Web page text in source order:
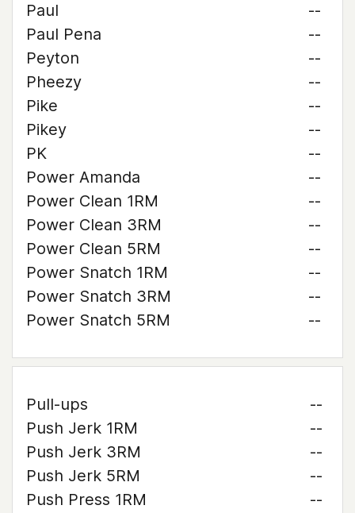
Paul
--
Paul Pena
--
Peyton
--
Pheezy
--
Pike
--
Pikey
--
PK
--
Power Amanda
--
Power Clean 1RM
--
Power Clean 3RM
--
Power Clean 5RM
--
Power Snatch 1RM
--
Power Snatch 3RM
--
Power Snatch 5RM
--
Pull-ups
--
Push Jerk 1RM
--
Push Jerk 3RM
--
Push Jerk 5RM
--
Push Press 1RM
--